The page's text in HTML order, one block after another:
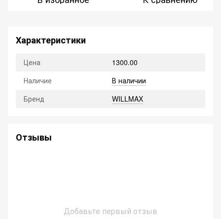
Характеристики
Цена
1300.00
Наличие
В наличии
Бренд
WILLMAX
Отзывы
Добавьте первый отзыв